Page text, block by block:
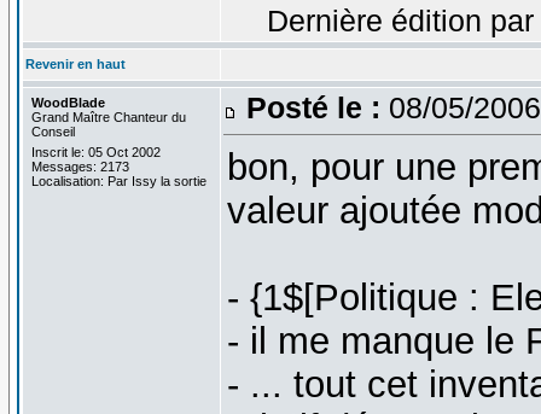
Dernière édition
Revenir en haut
WoodBlade
Grand Maître Chanteur du
Conseil
Inscrit le: 05 Oct 2002
Messages: 2173
Localisation: Par Issy la sortie
Posté le : 08/05/
bon, pour une
valeur ajoutée
- {1$[Politique :
- il me manque le
- ... tout cet